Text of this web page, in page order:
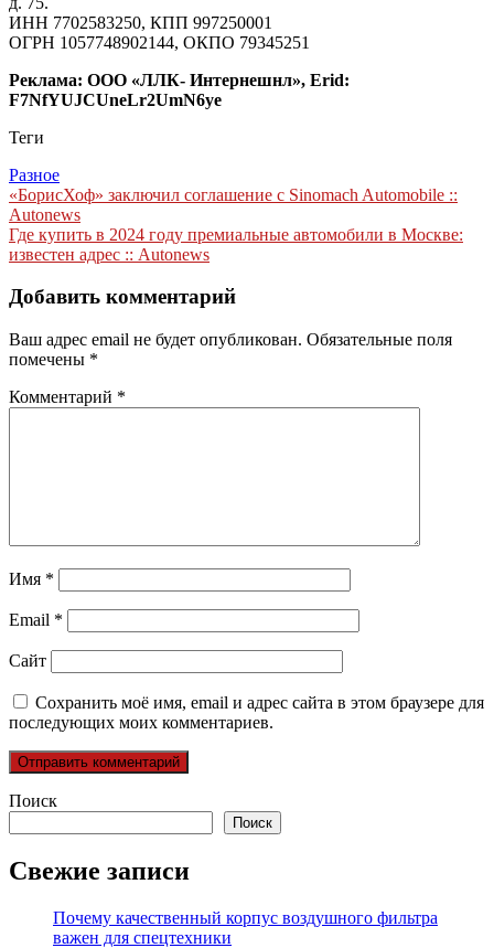
ИНН 7702583250, КПП 997250001
ОГРН 1057748902144, ОКПО 79345251
Реклама: ООО «ЛЛК- Интернешнл», Erid:
F7NfYUJCUneLr2UmN6ye
Теги
Разное
Навигация
по
записям
«БорисХоф» заключил соглашение с Sinomach Automobile ::
Autonews
Где купить в 2024 году премиальные автомобили в Москве:
известен адрес :: Autonews
Добавить комментарий
Ваш адрес email не будет опубликован. Обязательные поля
помечены *
Комментарий *
Имя *
Email *
Сайт
Сохранить моё имя, email и адрес сайта в этом браузере для
последующих моих комментариев.
Поиск
Поиск
Свежие записи
Почему качественный корпус воздушного фильтра
важен для спецтехники